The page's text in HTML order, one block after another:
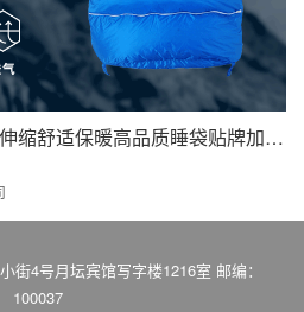
鸿基户外儿童羽绒睡袋可伸缩舒适保暖高品质睡袋贴牌加工批发
街4号月坛宾馆写字楼1216室 邮编：
100037